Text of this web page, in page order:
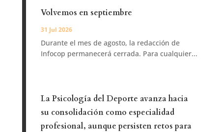
Volvemos en septiembre
31 Jul 2026
Durante el mes de agosto, la redacción de
Infocop permanecerá cerrada. Para cualquier...
La Psicología del Deporte avanza hacia
su consolidación como especialidad
profesional, aunque persisten retos para